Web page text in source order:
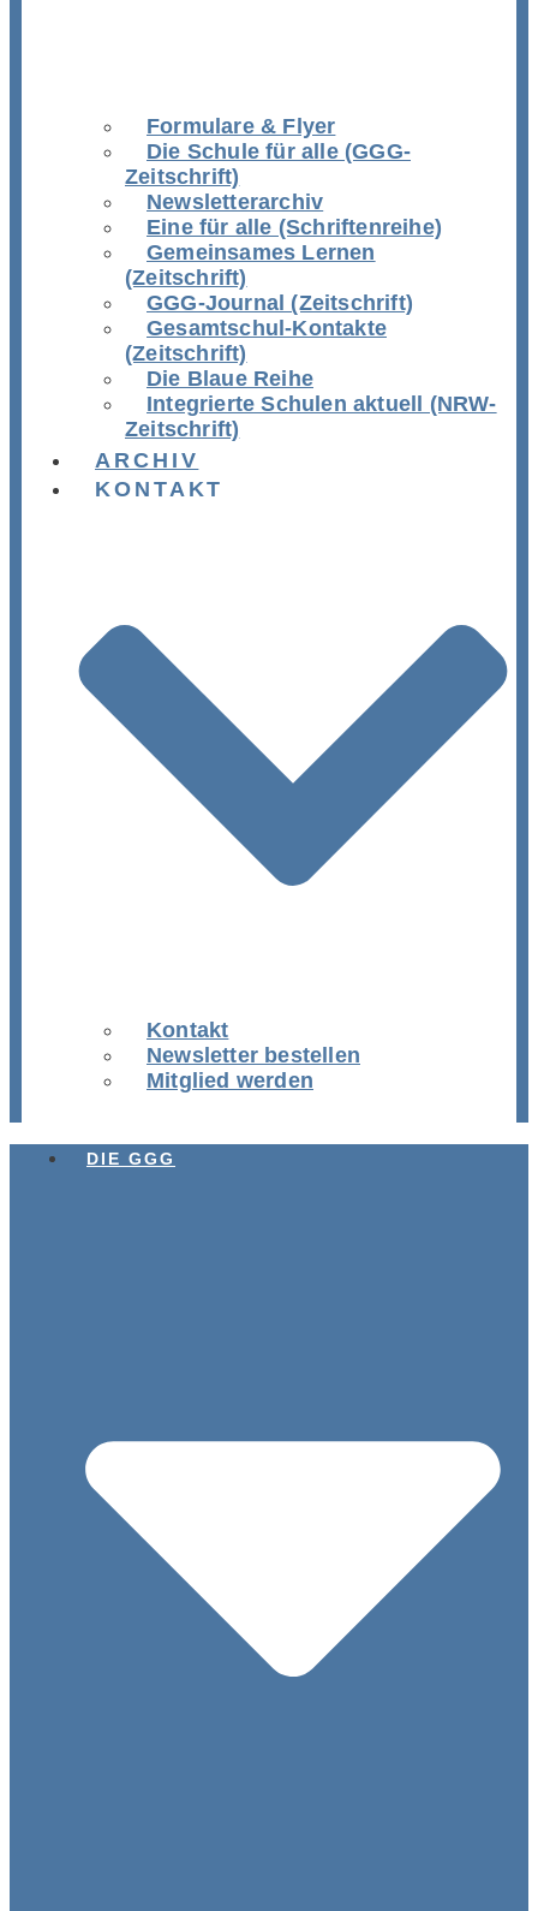
Formulare & Flyer
Die Schule für alle (GGG-
Zeitschrift)
Newsletterarchiv
Eine für alle (Schriftenreihe)
Gemeinsames Lernen
(Zeitschrift)
GGG-Journal (Zeitschrift)
Gesamtschul-Kontakte
(Zeitschrift)
Die Blaue Reihe
Integrierte Schulen aktuell (NRW-
Zeitschrift)
ARCHIV
KONTAKT
Kontakt
Newsletter bestellen
Mitglied werden
DIE GGG